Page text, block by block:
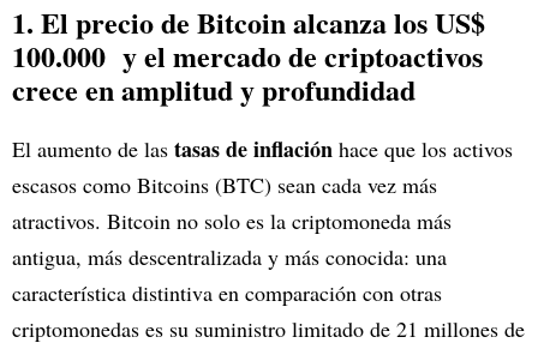
1. El precio de Bitcoin alcanza los US$
100.000 y el mercado de criptoactivos
crece en amplitud y profundidad
El aumento de las tasas de inflación hace que los activos
escasos como Bitcoins (BTC) sean cada vez más
atractivos. Bitcoin no solo es la criptomoneda más
antigua, más descentralizada y más conocida: una
característica distintiva en comparación con otras
criptomonedas es su suministro limitado de 21 millones de